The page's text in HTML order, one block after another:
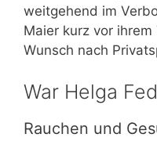
weitgehend im
Maier kurz vor
Wunsch nach
War Helga
Rauchen und